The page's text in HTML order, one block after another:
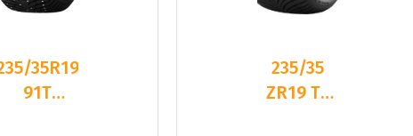
35R19
91T
235/35
ZR19 TL